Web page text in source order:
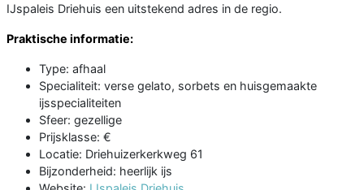
IJspaleis Driehuis een uitstekend adres in de regio.
Praktische informatie:
Type: afhaal
Specialiteit: verse gelato, sorbets en huisgemaakte
ijsspecialiteiten
Sfeer: gezellige
Prijsklasse: €
Locatie: Driehuizerkerkweg 61
Bijzonderheid: heerlijk ijs